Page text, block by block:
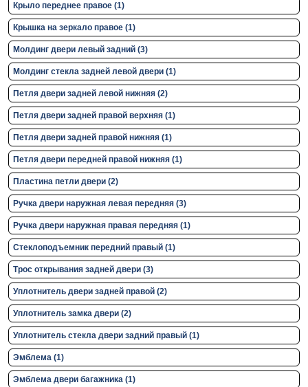
Крыло переднее правое (1)
Крышка на зеркало правое (1)
Молдинг двери левый задний (3)
Молдинг стекла задней левой двери (1)
Петля двери задней левой нижняя (2)
Петля двери задней правой верхняя (1)
Петля двери задней правой нижняя (1)
Петля двери передней правой нижняя (1)
Пластина петли двери (2)
Ручка двери нaружная левая передняя (3)
Ручка двери нaружная правая передняя (1)
Стеклоподъемник передний правый (1)
Трос открывания задней двери (3)
Уплотнитель двери задней правой (2)
Уплотнитель замка двери (2)
Уплотнитель стекла двери задний правый (1)
Эмблема (1)
Эмблема двери багажника (1)